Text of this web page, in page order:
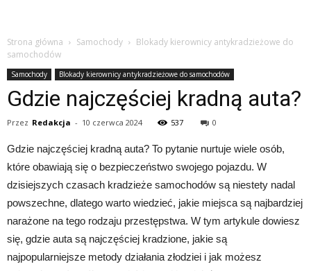
Strona główna Samochody
Blokady kierownicy antykradzieżowe do
samochodów
Samochody Blokady kierownicy antykradzieżowe do samochodów
Gdzie najczęściej kradną auta?
Przez Redakcja - 10 czerwca 2024 537 0
Gdzie najczęściej kradną auta? To pytanie nurtuje wiele osób,
które obawiają się o bezpieczeństwo swojego pojazdu. W
dzisiejszych czasach kradzieże samochodów są niestety nadal
powszechne, dlatego warto wiedzieć, jakie miejsca są najbardziej
narażone na tego rodzaju przestępstwa. W tym artykule dowiesz
się, gdzie auta są najczęściej kradzione, jakie są
najpopularniejsze metody działania złodziei i jak możesz